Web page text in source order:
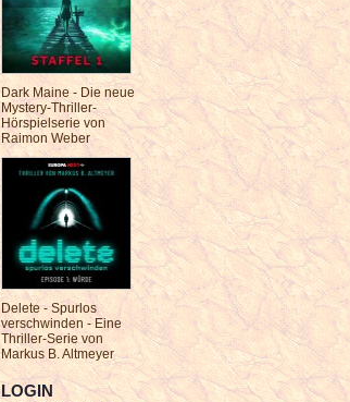
Dark Maine - Die neue
Mystery-Thriller-
Hörspielserie von
Raimon Weber
Delete - Spurlos
verschwinden - Eine
Thriller-Serie von
Markus B. Altmeyer
LOGIN